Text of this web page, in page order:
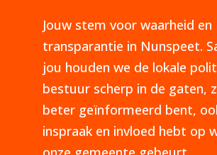
Jouw stem voor waarheid en
transparantie in Nunspeet.
jou houden we de lokale
bestuur scherp in de gaten,
beter geïnformeerd bent,
inspraak en invloed hebt op